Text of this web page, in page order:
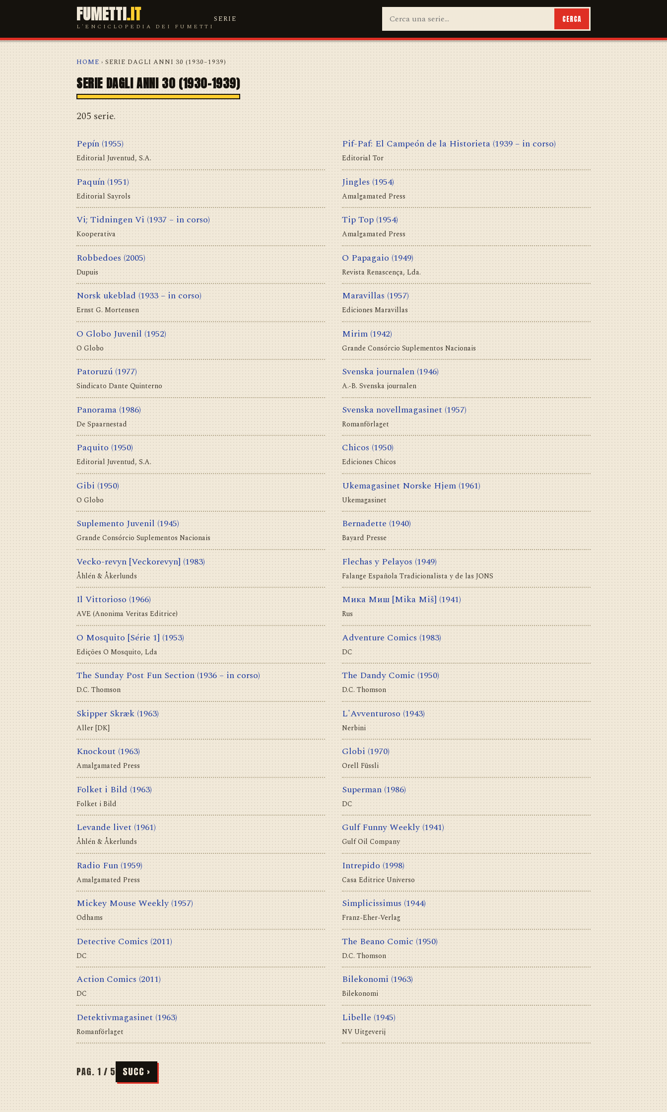
FUMETTI.IT
L'ENCICLOPEDIA DEI FUMETTI
SERIE CERCA
HOME › SERIE DAGLI ANNI 30 (1930–1939)
SERIE DAGLI ANNI 30 (1930–1939)
205 serie.
Pepín (1955)
Editorial Juventud, S.A.
Paquín (1951)
Editorial Sayrols
Vi; Tidningen Vi (1937 – in corso)
Kooperativa
Robbedoes (2005)
Dupuis
Norsk ukeblad (1933 – in corso)
Ernst G. Mortensen
O Globo Juvenil (1952)
O Globo
Patoruzú (1977)
Sindicato Dante Quinterno
Panorama (1986)
De Spaarnestad
Paquito (1950)
Editorial Juventud, S.A.
Gibi (1950)
O Globo
Suplemento Juvenil (1945)
Grande Consórcio Suplementos Nacionais
Vecko-revyn [Veckorevyn] (1983)
Åhlén & Åkerlunds
Il Vittorioso (1966)
AVE (Anonima Veritas Editrice)
O Mosquito [Série 1] (1953)
Edições O Mosquito, Lda
The Sunday Post Fun Section (1936 – in corso)
D.C. Thomson
Skipper Skræk (1963)
Aller [DK]
Knockout (1963)
Amalgamated Press
Folket i Bild (1963)
Folket i Bild
Levande livet (1961)
Åhlén & Åkerlunds
Radio Fun (1959)
Amalgamated Press
Mickey Mouse Weekly (1957)
Odhams
Detective Comics (2011)
DC
Action Comics (2011)
DC
Detektivmagasinet (1963)
Romanförlaget
Pif-Paf: El Campeón de la Historieta (1939 – in corso)
Editorial Tor
Jingles (1954)
Amalgamated Press
Tip Top (1954)
Amalgamated Press
O Papagaio (1949)
Revista Renascença, Lda.
Maravillas (1957)
Ediciones Maravillas
Mirim (1942)
Grande Consórcio Suplementos Nacionais
Svenska journalen (1946)
A.-B. Svenska journalen
Svenska novellmagasinet (1957)
Romanförlaget
Chicos (1950)
Ediciones Chicos
Ukemagasinet Norske Hjem (1961)
Ukemagasinet
Bernadette (1940)
Bayard Presse
Flechas y Pelayos (1949)
Falange Española Tradicionalista y de las JONS
Мика Миш [Mika Miš] (1941)
Rus
Adventure Comics (1983)
DC
The Dandy Comic (1950)
D.C. Thomson
L'Avventuroso (1943)
Nerbini
Globi (1970)
Orell Füssli
Superman (1986)
DC
Gulf Funny Weekly (1941)
Gulf Oil Company
Intrepido (1998)
Casa Editrice Universo
Simplicissimus (1944)
Franz-Eher-Verlag
The Beano Comic (1950)
D.C. Thomson
Bilekonomi (1963)
Bilekonomi
Libelle (1945)
NV Uitgeverij
PAG. 1 / 5 SUCC ›